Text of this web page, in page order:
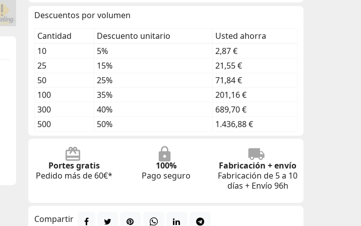
Descuentos por volumen
Cantidad
Descuento unitario
Usted ahorra
10
5%
2,87 €
25
15%
21,55 €
50
25%
71,84 €
100
35%
201,16 €
300
40%
689,70 €
500
50% 1.436,88 €
Portes gratis
Pedido más de 60€*
100%
Pago seguro
Fabricación + envío
Fabricación de 5 a 10
días + Envío 96h
Compartir